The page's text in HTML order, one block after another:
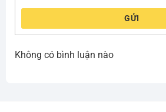
GỬI
Không có bình luận nào